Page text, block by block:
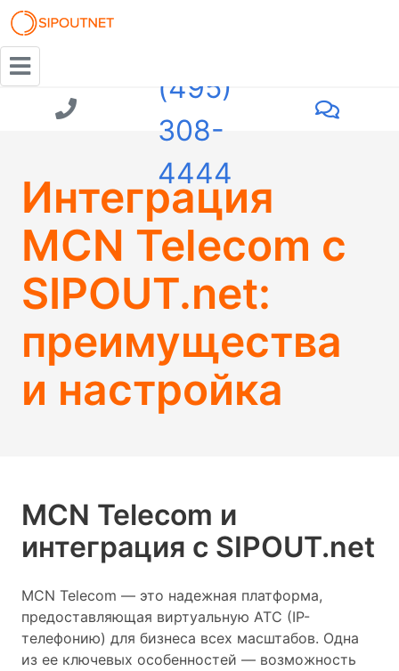
(495)
308-
4444
Интеграция
MCN Telecom с
SIPOUT.net:
преимущества
и настройка
MCN Telecom и
интеграция с SIPOUT.net
MCN Telecom — это надежная платформа,
предоставляющая виртуальную АТС (IP-
телефонию) для бизнеса всех масштабов. Одна
из ее ключевых особенностей — возможность